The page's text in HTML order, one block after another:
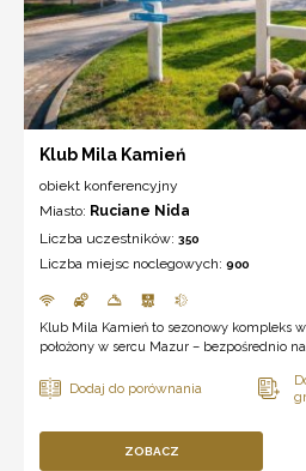
Klub Mila Kamień
obiekt konferencyjny
Miasto: Ruciane Nida
Liczba uczestników: 350
Liczba miejsc noclegowych: 900
Klub Mila Kamień to sezonowy kompleks
położony w sercu Mazur – bezpośrednio
ZOBACZ